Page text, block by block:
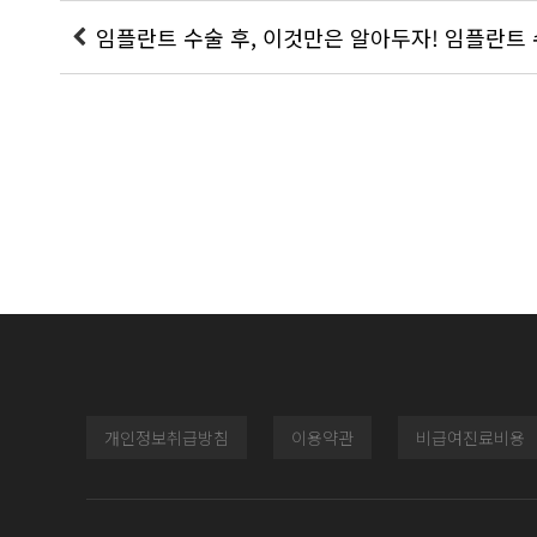
개인정보취급방침 이용약관 비급여진료비용